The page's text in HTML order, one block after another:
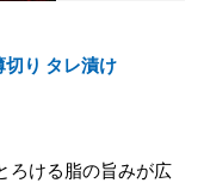
り タレ漬け
ろける脂の旨みが広